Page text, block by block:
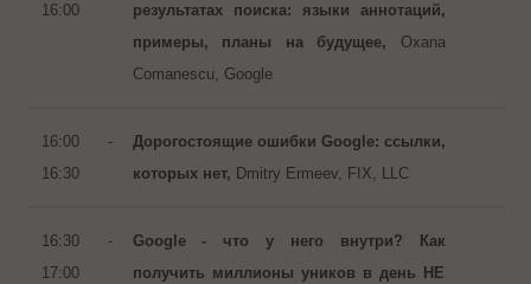
16:00
результатах поиска: языки аннотаций,
примеры, планы на будущее, Oxana
Comanescu, Google
16:00 -
16:30
Дорогостоящие ошибки Google: ссылки,
которых нет, Dmitry Ermeev, FIX, LLC
16:30 -
17:00
Google - что у него внутри? Как
получить миллионы уников в день НЕ